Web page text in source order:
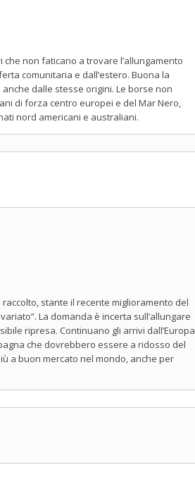
che non faticano a trovare l’allungamento
comunitaria e dall’estero. Buona la
dalle stesse origini. Le borse non
di forza centro europei e del Mar Nero,
nord americani e australiani.
stante il recente miglioramento del
La domanda è incerta sull’allungare
ripresa. Continuano gli arrivi dall’Europa
che dovrebbero essere a ridosso del
a buon mercato nel mondo, anche per